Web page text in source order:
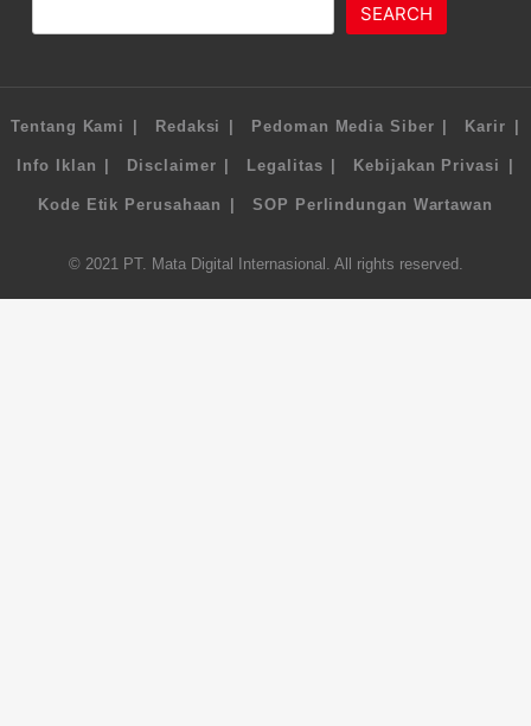
SEARCH
Tentang Kami Redaksi Pedoman Media Siber Karir
Info Iklan Disclaimer Legalitas Kebijakan Privasi
Kode Etik Perusahaan SOP Perlindungan Wartawan
© 2021 PT. Mata Digital Internasional. All rights reserved.